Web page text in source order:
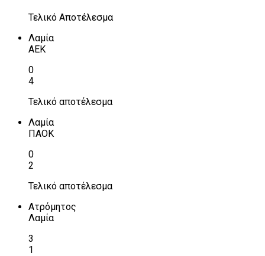
Τελικό Αποτέλεσμα
Λαμία
ΑΕΚ
0
4
Τελικό αποτέλεσμα
Λαμία
ΠΑΟΚ
0
2
Τελικό αποτέλεσμα
Ατρόμητος
Λαμία
3
1